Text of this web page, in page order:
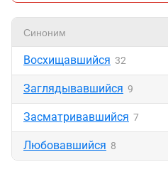
Синоним
Восхищавшийся 32
Заглядывавшийся 9
Засматривавшийся 7
Любовавшийся 8